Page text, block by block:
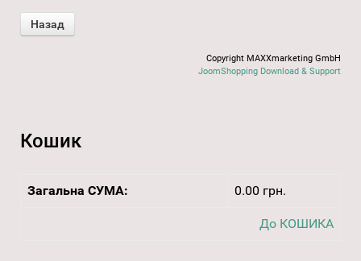
Copyright MAXXmarketing GmbH
JoomShopping Download & Support
Кошик
Загальна СУМА: 0.00 грн.
До КОШИКА